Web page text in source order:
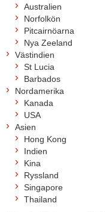
Australien
Norfolkön
Pitcairnöarna
Nya Zeeland
Västindien
St Lucia
Barbados
Nordamerika
Kanada
USA
Asien
Hong Kong
Indien
Kina
Ryssland
Singapore
Thailand